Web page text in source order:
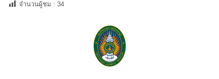
จำนวนผู้ชม : 34